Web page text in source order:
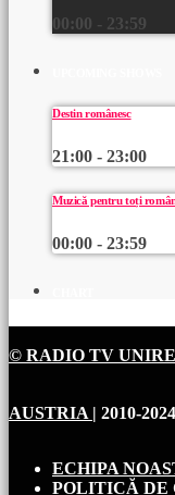
00:00 - 23:59
Destin românesc
21:00 - 23:00
Muzică pentru toți
00:00 - 23:59
© RADIO TV
AUSTRIA | 2010-2024
ECHIPA
POLITICĂ DE